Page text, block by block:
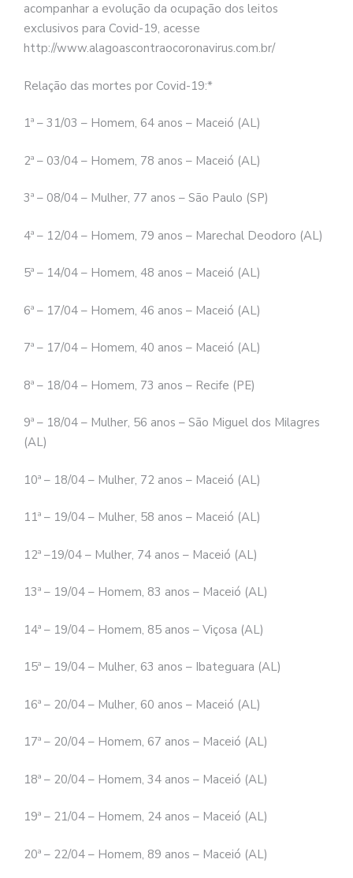
acompanhar a evolução da ocupação dos leitos
exclusivos para Covid-19, acesse
http://www.alagoascontraocoronavirus.com.br/
Relação das mortes por Covid-19:*
1ª – 31/03 – Homem, 64 anos – Maceió (AL)
2ª – 03/04 – Homem, 78 anos – Maceió (AL)
3ª – 08/04 – Mulher, 77 anos – São Paulo (SP)
4ª – 12/04 – Homem, 79 anos – Marechal Deodoro (AL)
5ª – 14/04 – Homem, 48 anos – Maceió (AL)
6ª – 17/04 – Homem, 46 anos – Maceió (AL)
7ª – 17/04 – Homem, 40 anos – Maceió (AL)
8ª – 18/04 – Homem, 73 anos – Recife (PE)
9ª – 18/04 – Mulher, 56 anos – São Miguel dos Milagres
(AL)
10ª – 18/04 – Mulher, 72 anos – Maceió (AL)
11ª – 19/04 – Mulher, 58 anos – Maceió (AL)
12ª –19/04 – Mulher, 74 anos – Maceió (AL)
13ª – 19/04 – Homem, 83 anos – Maceió (AL)
14ª – 19/04 – Homem, 85 anos – Viçosa (AL)
15ª – 19/04 – Mulher, 63 anos – Ibateguara (AL)
16ª – 20/04 – Mulher, 60 anos – Maceió (AL)
17ª – 20/04 – Homem, 67 anos – Maceió (AL)
18ª – 20/04 – Homem, 34 anos – Maceió (AL)
19ª – 21/04 – Homem, 24 anos – Maceió (AL)
20ª – 22/04 – Homem, 89 anos – Maceió (AL)